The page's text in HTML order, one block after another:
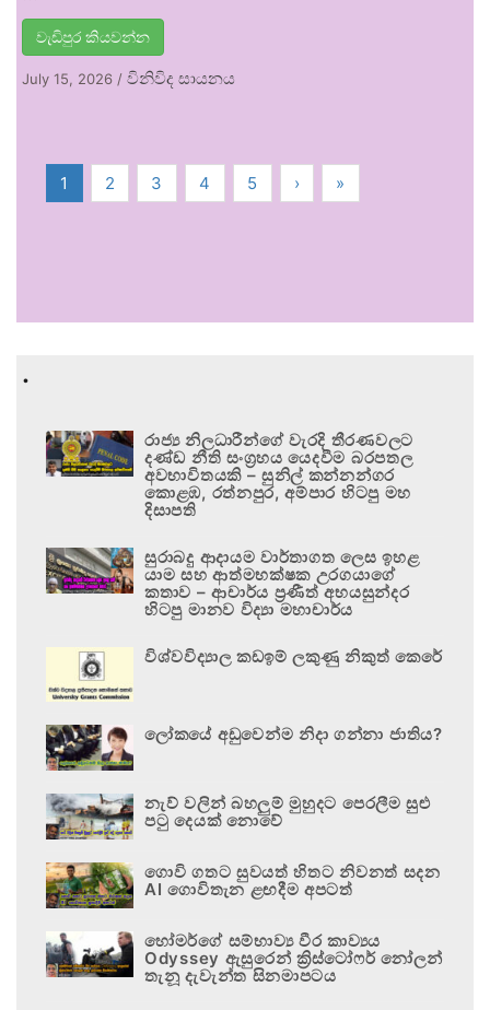
වැඩිපුර කියවන්න
July 15, 2026 / විනිවිද සායනය
1 2 3 4 5 › »
.
රාජ්‍ය නිලධාරීන්ගේ වැරදි තීරණවලට
දණ්ඩ නීති සංග්‍රහය යෙදවීම බරපතල
අවභාවිතයකි – සුනිල් කන්නන්ගර
කොළඹ, රත්නපුර, අම්පාර හිටපු මහ
දිසාපති
සුරාබදු ආදායම වාර්තාගත ලෙස ඉහළ
යාම සහ ආත්මභක්ෂක උරගයාගේ
කතාව – ආචාර්ය ප්‍රණීත් අභයසුන්දර
හිටපු මානව විද්‍යා මහාචාර්ය
විශ්වවිද්‍යාල කඩඉම් ලකුණු නිකුත් කෙරේ
ලෝකයේ අඩුවෙන්ම නිදා ගන්නා ජාතිය?
නැව් වලින් බහලුම් මුහුදට පෙරලීම සුළු
පටු දෙයක් නොවේ
ගොවි ගතට සුවයත් හිතට නිවනත් සදන
AI ගොවිතැන ළඟදීම අපටත්
හෝමර්ගේ සම්භාව්‍ය වීර කාව්‍යය
Odyssey ඇසුරෙන් ක්‍රිස්ටෝෆර් නෝලන්
තැනූ දැවැන්ත සිනමාපටය